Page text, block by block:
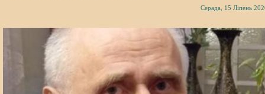
Серада, 15 Ліпень